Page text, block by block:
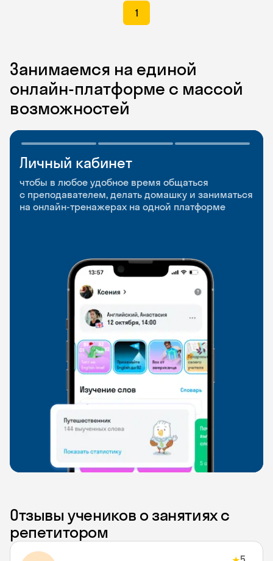
1
Занимаемся на единой
онлайн-платформе с массой
возможностей
Личный кабинет
чтобы в любое удобное время общаться
с преподавателем, делать домашку и заниматься
на онлайн-тренажерах на одной платформе
Мобильное
приложение
чтобы заниматься и изучать новые слова где
и когда удобно
Разговорные клубы
и Talks
Групповые занятия для разговорной практики
и индивидуальные встречи с преподавателями
Отзывы учеников о занятиях с
репетитором